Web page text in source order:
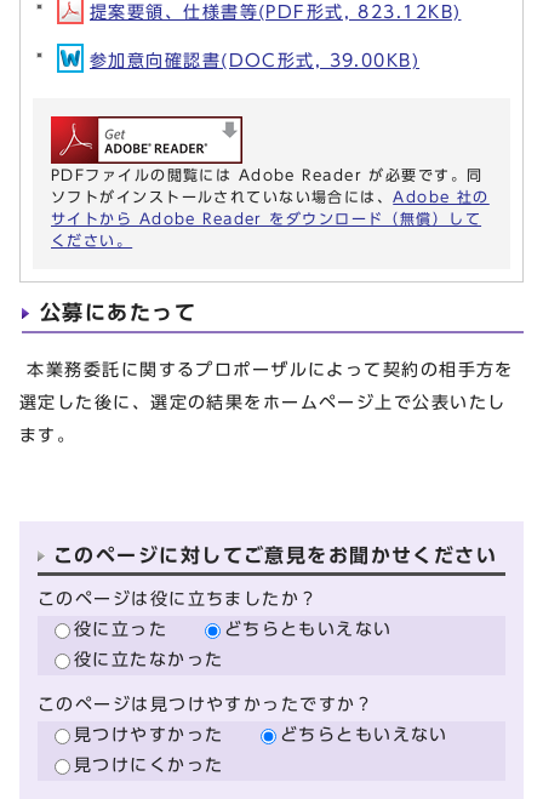
提案要領、仕様書等(PDF形式, 823.12KB)
参加意向確認書(DOC形式, 39.00KB)
PDFファイルの閲覧には Adobe Reader が必要です。同
ソフトがインストールされていない場合には、 Adobe 社の
サイトから Adobe Reader をダウンロード（無償）して
ください。
公募にあたって
本業務委託に関するプロポーザルによって契約の相手方を
選定した後に、選定の結果をホームページ上で公表いたし
ます。
このページに対してご意見をお聞かせください
このページは役に立ちましたか？
役に立った
どちらともいえない
役に立たなかった
このページは見つけやすかったですか？
見つけやすかった
どちらともいえない
見つけにくかった